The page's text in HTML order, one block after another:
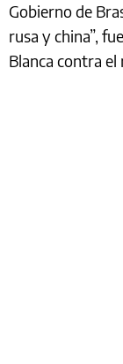
Gobierno de
rusa y china”,
Blanca contra